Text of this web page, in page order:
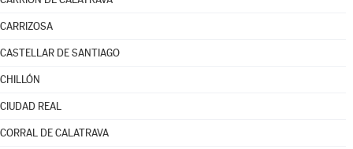
CARRIZOSA
CASTELLAR DE SANTIAGO
CHILLÓN
CIUDAD REAL
CORRAL DE CALATRAVA